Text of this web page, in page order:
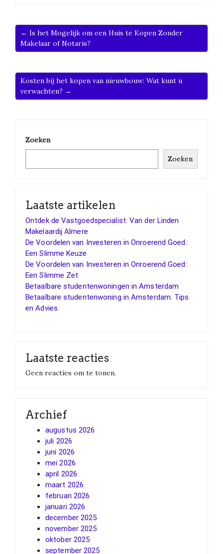
← Is het Mogelijk om een Huis te Kopen Zonder
Makelaar of Notaris?
Kosten bij het kopen van nieuwbouw: Wat kunt u
verwachten? →
Zoeken
Zoeken
Laatste artikelen
Ontdek de Vastgoedspecialist: Van der Linden
Makelaardij Almere
De Voordelen van Investeren in Onroerend Goed:
Een Slimme Keuze
De Voordelen van Investeren in Onroerend Goed:
Een Slimme Zet
Betaalbare studentenwoningen in Amsterdam
Betaalbare studentenwoning in Amsterdam: Tips
en Advies
Laatste reacties
Geen reacties om te tonen.
Archief
augustus 2026
juli 2026
juni 2026
mei 2026
april 2026
maart 2026
februari 2026
januari 2026
december 2025
november 2025
oktober 2025
september 2025